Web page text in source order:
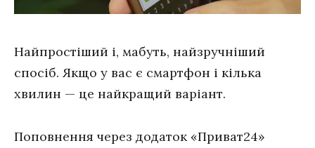
Найпростіший і, мабуть, найзручніший
спосіб. Якщо у вас є смартфон і кілька
хвилин — це найкращий варіант.
Поповнення через додаток «Приват24»